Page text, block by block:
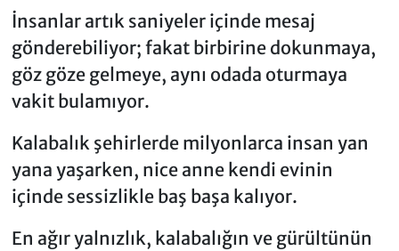
İnsanlar artık saniyeler içinde mesaj
gönderebiliyor; fakat birbirine dokunmaya,
göz göze gelmeye, aynı odada oturmaya
vakit bulamıyor.
Kalabalık şehirlerde milyonlarca insan yan
yana yaşarken, nice anne kendi evinin
içinde sessizlikle baş başa kalıyor.
En ağır yalnızlık, kalabalığın ve gürültünün